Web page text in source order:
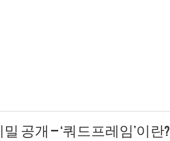
밀 공개 – ‘쿼드프레임’이란?